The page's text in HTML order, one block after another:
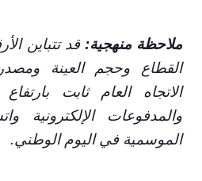
ملاحظة منهجية: قد تتباين
القطاع وحجم العينة ومصدر
الاتجاه العام ثابت
والمدفوعات الإلكترونية
الموسمية في اليوم الوطني.